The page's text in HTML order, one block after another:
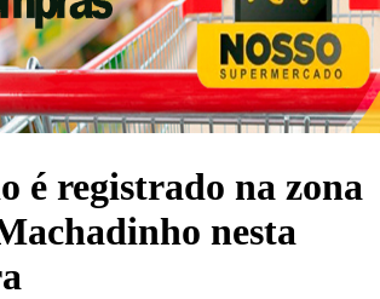
é registrado na zona
nesta